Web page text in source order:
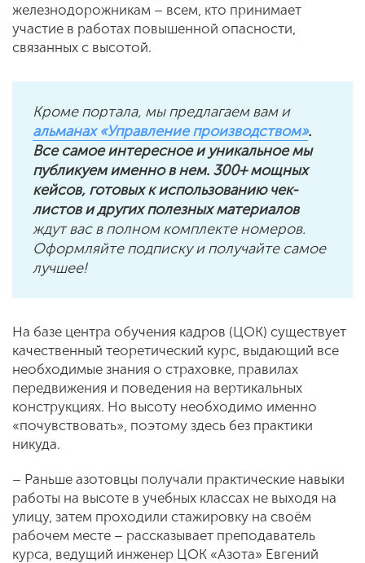
железнодорожникам – всем, кто принимает
участие в работах повышенной опасности,
связанных с высотой.
Кроме портала, мы предлагаем вам и
альманах «Управление производством».
Все самое интересное и уникальное мы
публикуем именно в нем. 300+ мощных
кейсов, готовых к использованию чек-
листов и других полезных материалов
ждут вас в полном комплекте номеров.
Оформляйте подписку и получайте самое
лучшее!
На базе центра обучения кадров (ЦОК) существует
качественный теоретический курс, выдающий все
необходимые знания о страховке, правилах
передвижения и поведения на вертикальных
конструкциях. Но высоту необходимо именно
«почувствовать», поэтому здесь без практики
никуда.
– Раньше азотовцы получали практические навыки
работы на высоте в учебных классах не выходя на
улицу, затем проходили стажировку на своём
рабочем месте – рассказывает преподаватель
курса, ведущий инженер ЦОК «Азота» Евгений